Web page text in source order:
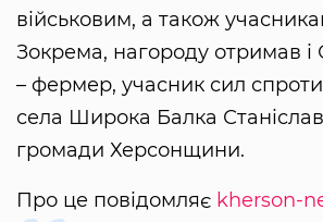
військовим, а також
Зокрема, нагороду отримав і
– фермер, учасник сил
села Широка Балка
громади Херсонщини.
Про це повідомляє kherson-